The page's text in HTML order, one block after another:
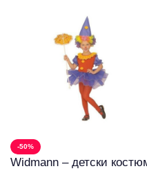
-50%
Widmann – детски